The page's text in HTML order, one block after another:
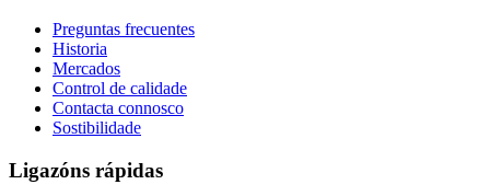
Preguntas frecuentes
Historia
Mercados
Control de calidade
Contacta connosco
Sostibilidade
Ligazóns rápidas